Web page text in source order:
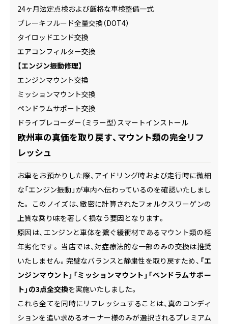
24ヶ月法定点検および厳格な車検整備一式
ブレーキフルード全量交換（DOT4）
タイロッドエンド交換
エアコンフィルター交換
【エンジン振動修理】
エンジンマウント交換
ミッションマウント交換
ペンドラムサポート交換
ドライブレコーダー（ミラー型）スマートインストール
欧州車の真価を取り戻す、マウント類の完全リフ
レッシュ
お車をお預かりした際、アイドリング時および走行時に微細
な「エンジン振動」が車内へ伝わっているのを確認いたしまし
た。 このノイズは、緻密に計算されたフォルクスワーゲンの
上質な乗り味を著しく損なう要因となります。
原因は、エンジンと車体を繋ぐ緩衝材であるマウント類の経
年劣化です。 当店では、対症療法的な一部のみの交換は推奨
いたしません。完璧なバランスと静粛性を取り戻すため、 「エ
ンジンマウント」「ミッションマウント」「ペンドラムサポー
ト」の3点全交換を実施いたしました。
これら全てを同時にリフレッシュすることは、真のコンディ
ションを追い求めるオーナー様のみが選択されるプレミアム